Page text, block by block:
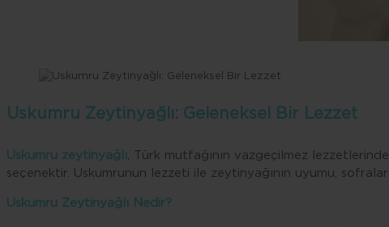
Uskumru Zeytinyağlı: Geleneksel Bir Lezzet
Uskumru zeytinyağlı , Türk mutfağının vazgeçilmez
seçenektir. Uskumrunun lezzeti ile zeytinyağının uyumu,
Uskumru Zeytinyağlı Nedir?